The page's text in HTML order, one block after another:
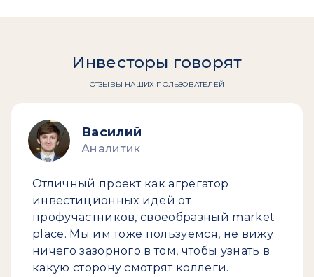
Инвесторы говорят
ОТЗЫВЫ НАШИХ ПОЛЬЗОВАТЕЛЕЙ
Василий
Аналитик
Отличный проект как агрегатор
инвестиционных идей от
профучастников, своеобразный market
place. Мы им тоже пользуемся, не вижу
ничего зазорного в том, чтобы узнать в
какую сторону смотрят коллеги.